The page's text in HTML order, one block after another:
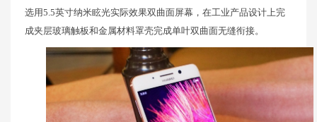
选用5.5英寸纳米眩光实际效果双曲面屏幕，在工业产品设计上完
成夹层玻璃触板和金属材料罩壳完成单叶双曲面无缝衔接。